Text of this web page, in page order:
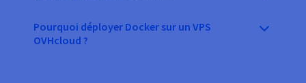
Pourquoi déployer Docker sur un VPS
OVHcloud ?